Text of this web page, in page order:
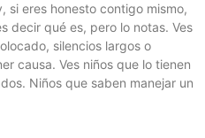
si eres honesto contigo mismo,
decir qué es, pero lo notas. Ves
silencios largos o
causa. Ves niños que lo tienen
Niños que saben manejar un